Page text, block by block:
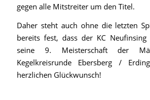
gegen alle Mitstreiter um den Titel.
Daher steht auch ohne die letzten
bereits fest, dass der KC
seine 9. Meisterschaft der
Kegelkreisrunde Ebersberg /
herzlichen Glückwunsch!